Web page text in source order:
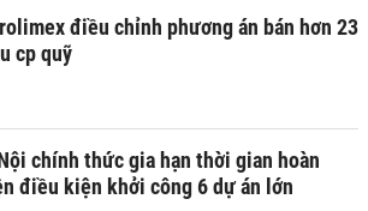
điều chỉnh phương án bán hơn 23
cp quỹ
chính thức gia hạn thời gian hoàn
điều kiện khởi công 6 dự án lớn